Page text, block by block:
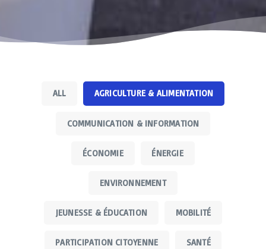
ALL AGRICULTURE & ALIMENTATION
COMMUNICATION & INFORMATION
ÉCONOMIE ÉNERGIE
ENVIRONNEMENT
JEUNESSE & ÉDUCATION MOBILITÉ
PARTICIPATION CITOYENNE SANTÉ